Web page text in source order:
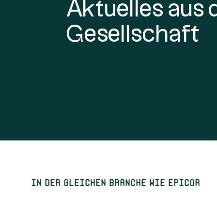
Aktuelles aus
Gesellschaft
In der gleichen Branche wie Epicor